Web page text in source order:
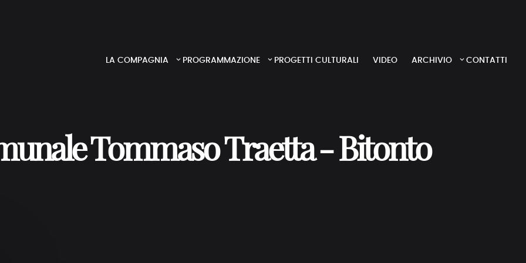
LA COMPAGNIA PROGRAMMAZIONE PROGETTI CULTURALI VIDEO ARCHIVIO CONTATTI
Tommaso Traetta - Bitonto